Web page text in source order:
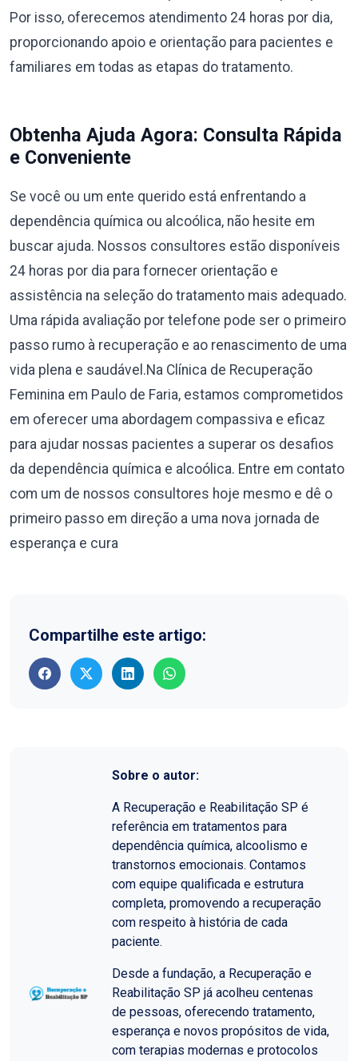
Por isso, oferecemos atendimento 24 horas por dia,
proporcionando apoio e orientação para pacientes e
familiares em todas as etapas do tratamento.
Obtenha Ajuda Agora: Consulta Rápida
e Conveniente
Se você ou um ente querido está enfrentando a
dependência química ou alcoólica, não hesite em
buscar ajuda. Nossos consultores estão disponíveis
24 horas por dia para fornecer orientação e
assistência na seleção do tratamento mais adequado.
Uma rápida avaliação por telefone pode ser o primeiro
passo rumo à recuperação e ao renascimento de uma
vida plena e saudável.Na Clínica de Recuperação
Feminina em Paulo de Faria, estamos comprometidos
em oferecer uma abordagem compassiva e eficaz
para ajudar nossas pacientes a superar os desafios
da dependência química e alcoólica. Entre em contato
com um de nossos consultores hoje mesmo e dê o
primeiro passo em direção a uma nova jornada de
esperança e cura
Compartilhe este artigo:
Sobre o autor:
A Recuperação e Reabilitação SP é
referência em tratamentos para
dependência química, alcoolismo e
transtornos emocionais. Contamos
com equipe qualificada e estrutura
completa, promovendo a recuperação
com respeito à história de cada
paciente.
Desde a fundação, a Recuperação e
Reabilitação SP já acolheu centenas
de pessoas, oferecendo tratamento,
esperança e novos propósitos de vida,
com terapias modernas e protocolos